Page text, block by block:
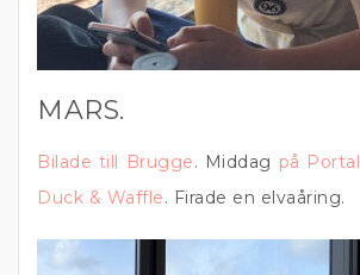
MARS.
Bilade till Brugge. Middag på Portal
Duck & Waffle. Firade en elvaåring.